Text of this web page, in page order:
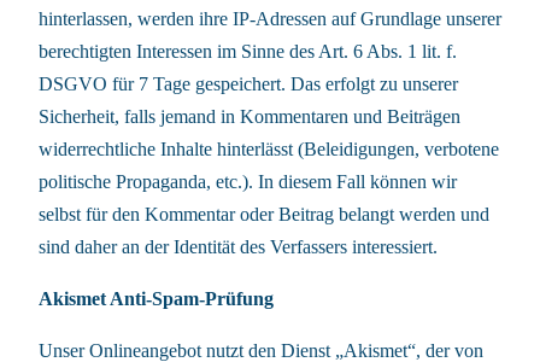
hinterlassen, werden ihre IP-Adressen auf Grundlage unserer
berechtigten Interessen im Sinne des Art. 6 Abs. 1 lit. f.
DSGVO für 7 Tage gespeichert. Das erfolgt zu unserer
Sicherheit, falls jemand in Kommentaren und Beiträgen
widerrechtliche Inhalte hinterlässt (Beleidigungen, verbotene
politische Propaganda, etc.). In diesem Fall können wir
selbst für den Kommentar oder Beitrag belangt werden und
sind daher an der Identität des Verfassers interessiert.
Akismet Anti-Spam-Prüfung
Unser Onlineangebot nutzt den Dienst „Akismet“, der von